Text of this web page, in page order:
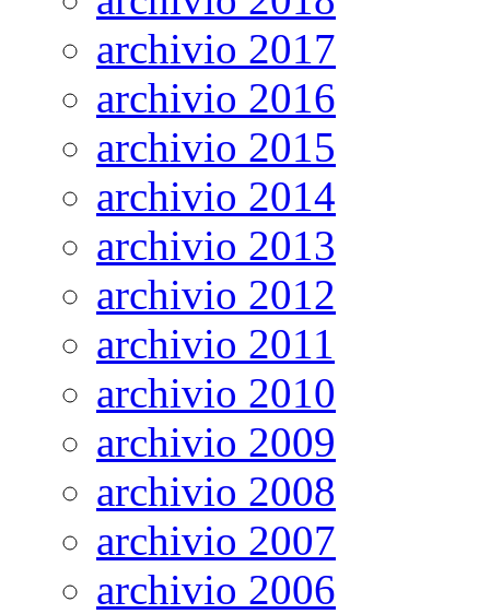
archivio 2017
archivio 2016
archivio 2015
archivio 2014
archivio 2013
archivio 2012
archivio 2011
archivio 2010
archivio 2009
archivio 2008
archivio 2007
archivio 2006